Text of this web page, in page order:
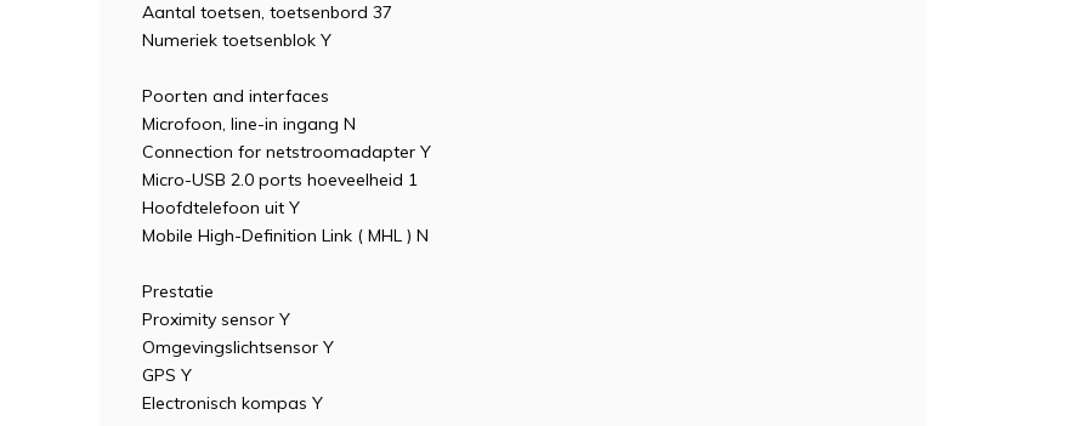
Aantal toetsen, toetsenbord 37
Numeriek toetsenblok Y
Poorten and interfaces
Microfoon, line-in ingang N
Connection for netstroomadapter Y
Micro-USB 2.0 ports hoeveelheid 1
Hoofdtelefoon uit Y
Mobile High-Definition Link ( MHL ) N
Prestatie
Proximity sensor Y
Omgevingslichtsensor Y
GPS Y
Electronisch kompas Y